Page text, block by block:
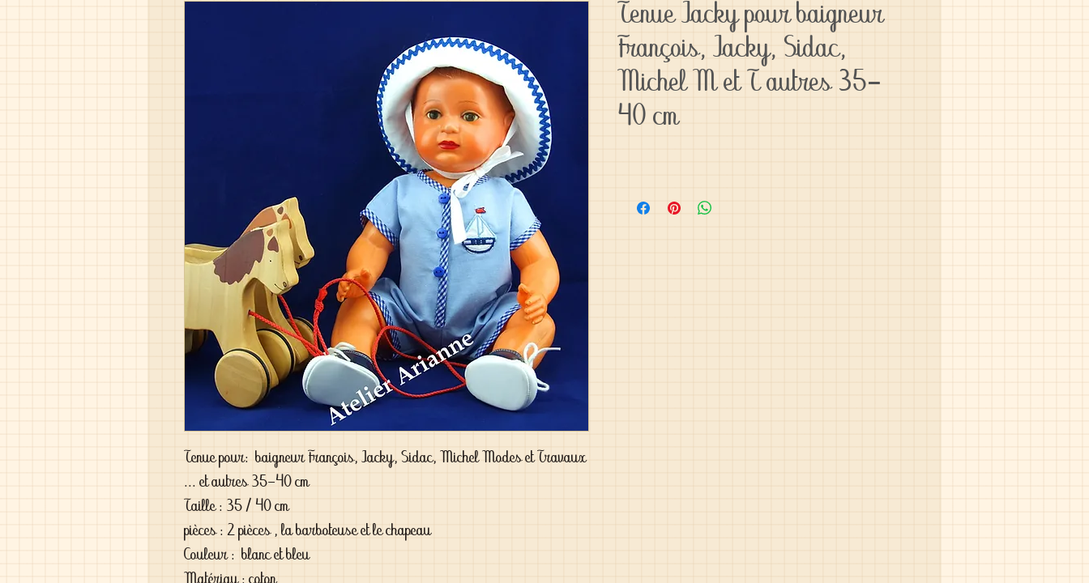
Tenue pour: baigneur François, Jacky, Sidac, Michel Modes et Travaux
... et autres 35-40 cm
Taille : 35 / 40 cm
pièces : 2 pièces , la barboteuse et le chapeau
Couleur : blanc et bleu
Tenue Jacky pour baigneur
François, Jacky, Sidac,
Michel M et T autres 35-
40 cm